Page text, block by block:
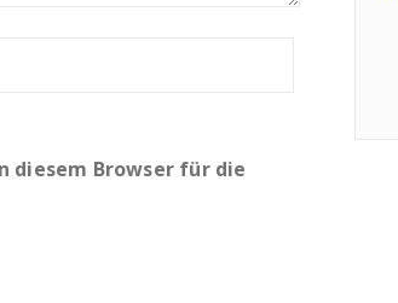
diesem Browser für die